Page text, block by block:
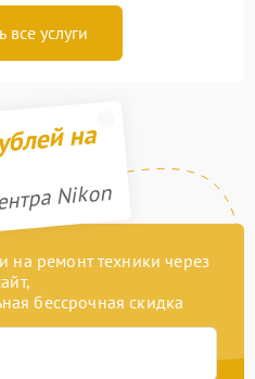
все услуги
на
Nikon
ремонт техники через
бессрочная скидка